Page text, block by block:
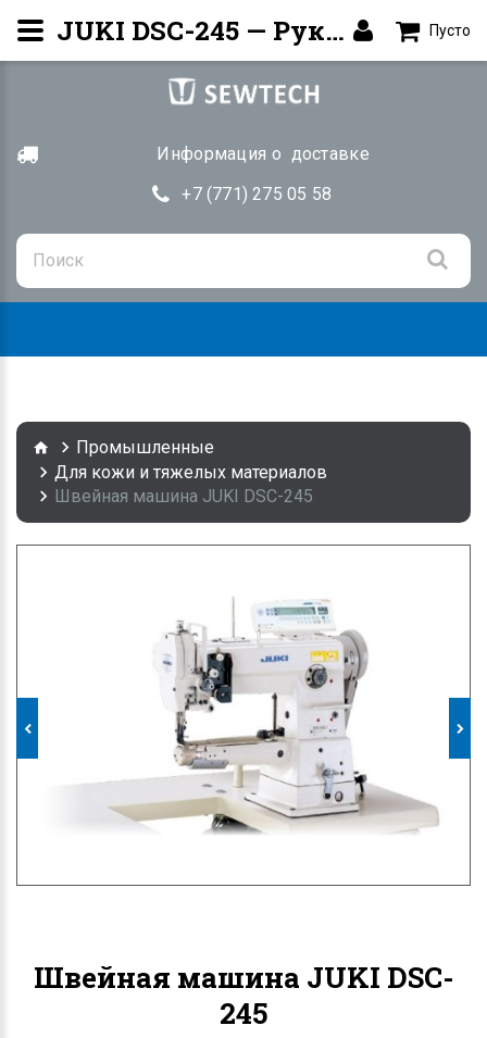
Информация о доставке
+7 (771) 275 05 58
Пусто
Промышленные
Для кожи и тяжелых материалов
Швейная машина JUKI DSC-245
Швейная машина JUKI DSC-
245
JUKI DSC-245 — Рукавная машина | Купить Алматы